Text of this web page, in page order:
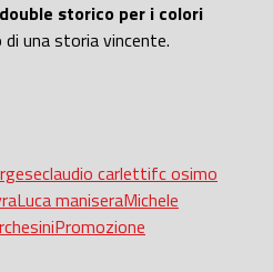
storico per i colori
di una storia vincente.
claudio carlettifc osimo
Luca maniseraMichele
Promozione